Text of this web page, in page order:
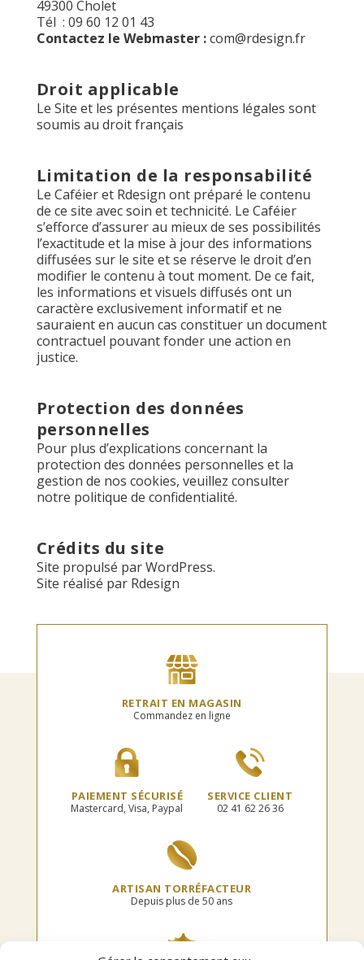
49300 Cholet
Tél : 09 60 12 01 43
Contactez le Webmaster :com@rdesign.fr
Droit applicable
Le Site et les présentes mentions légales sont
soumis au droit français
Limitation de la responsabilité
Le Caféier et Rdesign ont préparé le contenu
de ce site avec soin et technicité. Le Caféier
s’efforce d’assurer au mieux de ses possibilités
l’exactitude et la mise à jour des informations
diffusées sur le site et se réserve le droit d’en
modifier le contenu à tout moment. De ce fait,
les informations et visuels diffusés ont un
caractère exclusivement informatif et ne
sauraient en aucun cas constituer un document
contractuel pouvant fonder une action en
justice.
Protection des données
personnelles
Pour plus d’explications concernant la
protection des données personnelles et la
gestion de nos cookies, veuillez consulter
notre politique de confidentialité.
Crédits du site
Site propulsé par WordPress.
Site réalisé par Rdesign
RETRAIT EN MAGASIN
Commandez en ligne
PAIEMENT SÉCURISÉ
Mastercard, Visa, Paypal
SERVICE CLIENT
02 41 62 26 36
ARTISAN TORRÉFACTEUR
Depuis plus de 50 ans